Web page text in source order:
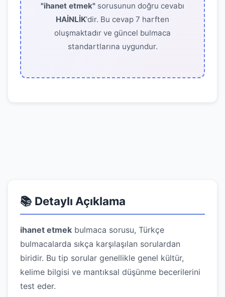
"ihanet etmek" sorusunun doğru cevabı
HAİNLİK'dir. Bu cevap 7 harften
oluşmaktadır ve güncel bulmaca
standartlarına uygundur.
📚 Detaylı Açıklama
ihanet etmek bulmaca sorusu, Türkçe
bulmacalarda sıkça karşılaşılan sorulardan
biridir. Bu tip sorular genellikle genel kültür,
kelime bilgisi ve mantıksal düşünme becerilerini
test eder.